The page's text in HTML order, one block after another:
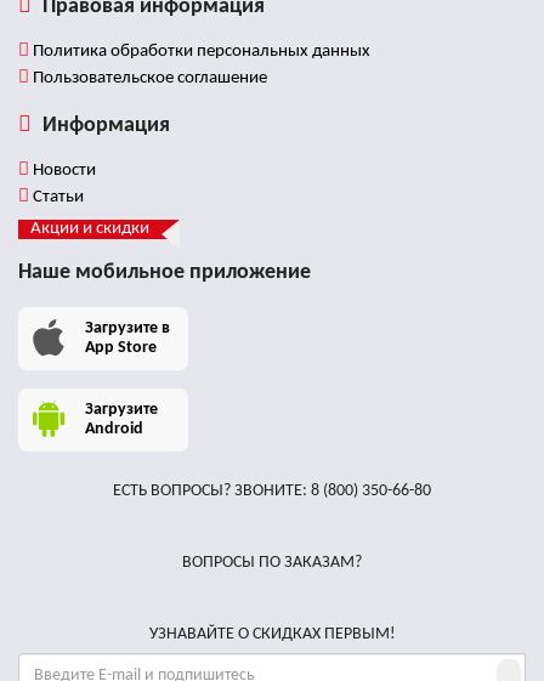
Правовая информация
Политика обработки персональных данных
Пользовательское соглашение
Информация
Новости
Статьи
Акции и скидки
Наше мобильное приложение
Загрузите в
App Store
Загрузите
Android
ЕСТЬ ВОПРОСЫ? ЗВОНИТЕ: 8 (800) 350-66-80
ВОПРОСЫ ПО ЗАКАЗАМ?
УЗНАВАЙТЕ О СКИДКАХ ПЕРВЫМ!